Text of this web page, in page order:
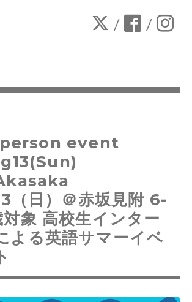
/ /
event
（日）＠赤坂見附 6-
象 高校生インター
よる英語サマーイベ